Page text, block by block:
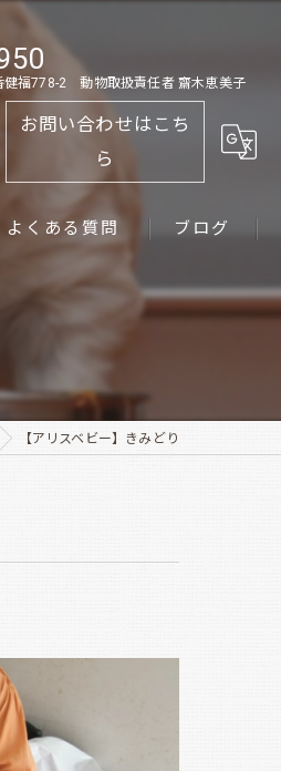
健福778-2 動物取扱責任者 齋木恵美子
お問い合わせはこち
ら
よくある質問 ブログ
【アリスベビー】きみどり